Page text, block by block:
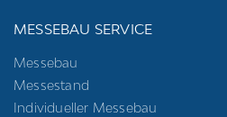
MESSEBAU SERVICE
Messebau
Messestand
Individueller Messebau